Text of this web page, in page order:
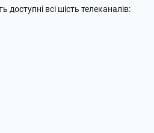
доступні всі шість телеканалів: